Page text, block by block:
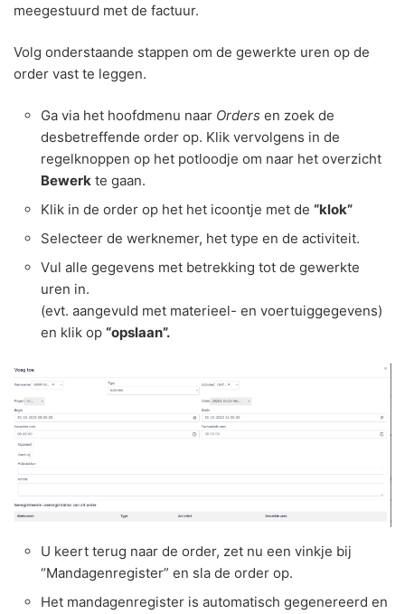
meegestuurd met de factuur.
Volg onderstaande stappen om de gewerkte uren op de
order vast te leggen.
Ga via het hoofdmenu naar Orders en zoek de
desbetreffende order op. Klik vervolgens in de
regelknoppen op het potloodje om naar het overzicht
Bewerk te gaan.
Klik in de order op het het icoontje met de “klok”
Selecteer de werknemer, het type en de activiteit.
Vul alle gegevens met betrekking tot de gewerkte
uren in.
(evt. aangevuld met materieel- en voertuiggegevens)
en klik op “opslaan”.
U keert terug naar de order, zet nu een vinkje bij
“Mandagenregister” en sla de order op.
Het mandagenregister is automatisch gegenereerd en